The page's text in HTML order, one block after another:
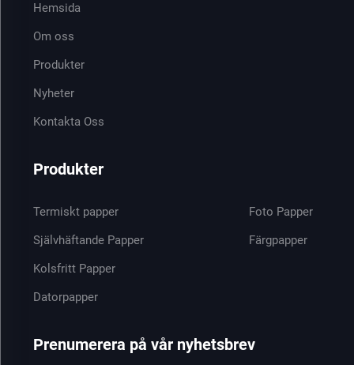
Hemsida
Om oss
Produkter
Nyheter
Kontakta Oss
Produkter
Termiskt papper
Självhäftande Papper
Kolsfritt Papper
Datorpapper
Foto Papper
Färgpapper
Prenumerera på vår nyhetsbrev